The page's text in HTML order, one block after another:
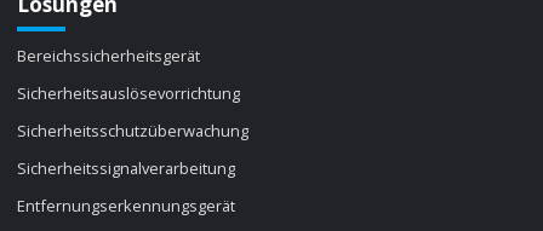
Bereichssicherheitsgerät
Sicherheitsauslösevorrichtung
Sicherheitsschutzüberwachung
Sicherheitssignalverarbeitung
Entfernungserkennungsgerät